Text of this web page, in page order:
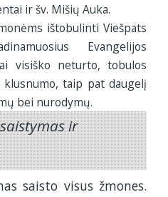
ir šv. Mišių Auka.
ištobulinti Viešpats
Evangelijos
visiško neturto, tobulos
taip pat daugelį
bei nurodymų.
ir
saisto visus žmones.